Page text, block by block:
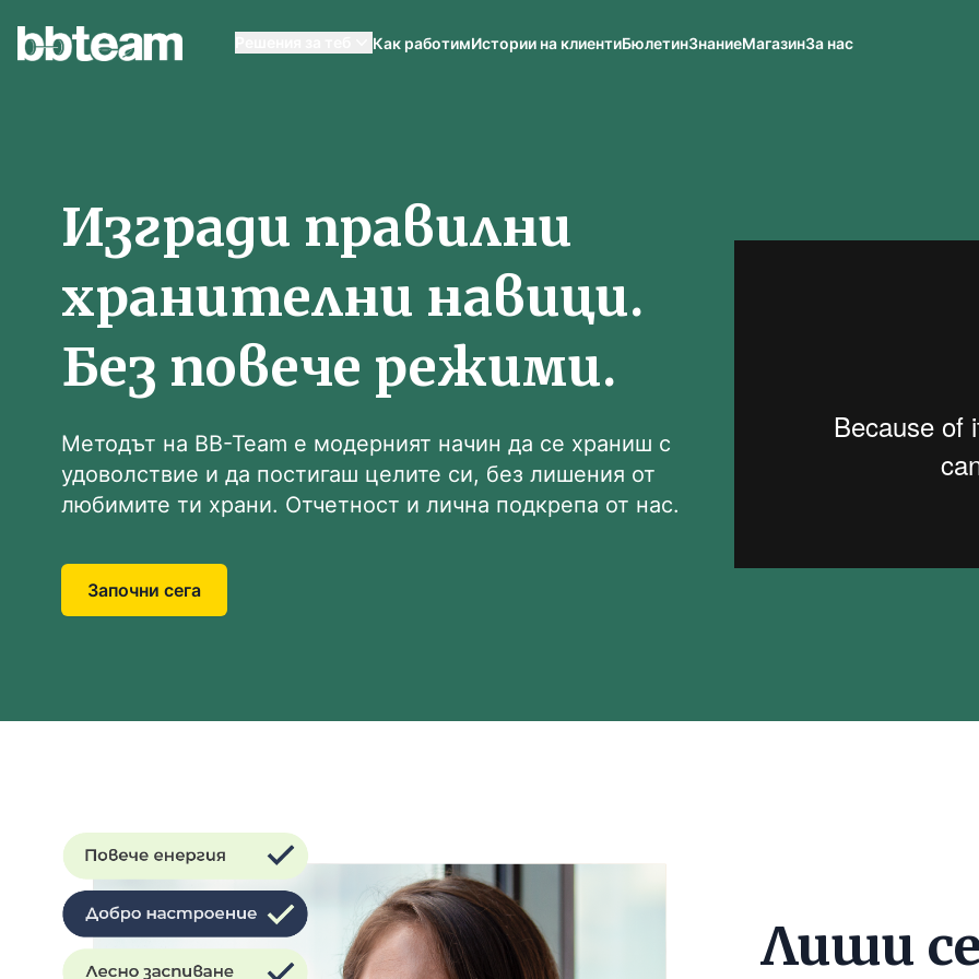
Как работимИстории на клиентиБюлетинЗнаниеМагазинЗа нас
Изгради правилни
хранителни навици.
Без повече режими.
Методът на BB-Team е модерният начин да се храниш с
удоволствие и да постигаш целите си, без лишения от
любимите ти храни. Отчетност и лична подкрепа от нас.
Започни сега
Лиши